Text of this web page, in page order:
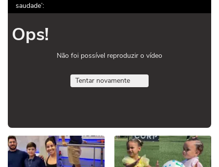
saudade’:
Ops!
Não foi possível reproduzir o vídeo
Tentar novamente